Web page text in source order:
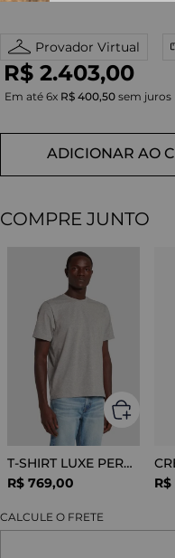
Provador Virtual
R$ 2.403,00
Em até 6x R$ 400,50 sem juros
ADICIONAR AO
COMPRE JUNTO
T-SHIRT LUXE PERFOR GREY MELANGE
R$ 769,00
R$